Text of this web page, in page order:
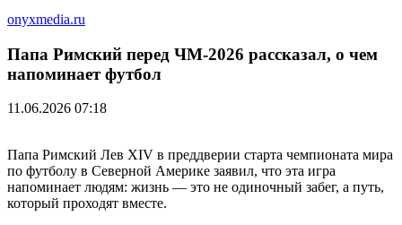
onyxmedia.ru
Папа Римский перед ЧМ-2026 рассказал, о чем
напоминает футбол
11.06.2026 07:18
Папа Римский Лев XIV в преддверии старта чемпионата мира
по футболу в Северной Америке заявил, что эта игра
напоминает людям: жизнь — это не одиночный забег, а путь,
который проходят вместе.